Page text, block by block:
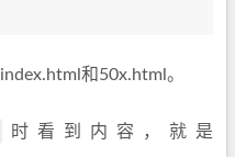
和50x.html。
时看到内容，就是